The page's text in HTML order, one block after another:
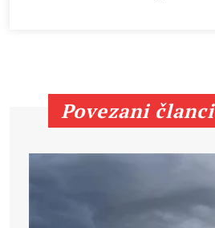
Povezani članci